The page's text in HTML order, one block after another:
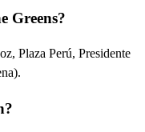
Greens?
Plaza Perú, Presidente